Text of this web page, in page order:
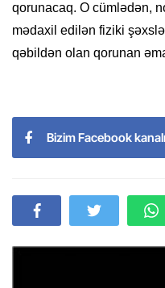
qorunacaq. O cümlədən,
mədaxil edilən fiziki
qəbildən olan qorunan
Bizim Facebook